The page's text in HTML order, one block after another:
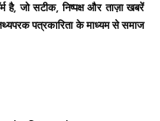
है, जो सटीक, निष्पक्ष और ताज़ा खबरें
पत्रकारिता के माध्यम से समाज